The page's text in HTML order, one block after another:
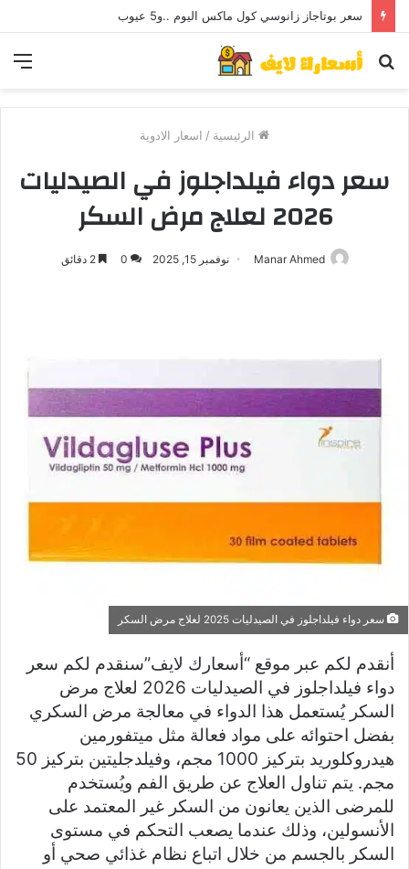
سعر بوتاجاز زانوسي كول ماكس اليوم ..و5 عيوب
بحث
الرئيسية / اسعار الادوية
سعر دواء فيلداجلوز في الصيدليات
2026 لعلاج مرض السكر
Manar Ahmed نوفمبر 15, 2025 0 2 دقائق
سعر دواء فيلداجلوز في الصيدليات 2025 لعلاج مرض السكر
أنقدم لكم عبر موقع “أسعارك لايف”سنقدم لكم سعر
دواء فيلداجلوز في الصيدليات 2026 لعلاج مرض
السكر يُستعمل هذا الدواء في معالجة مرض السكري
بفضل احتوائه على مواد فعالة مثل ميتفورمين
هيدروكلوريد بتركيز 1000 مجم، وفيلدجليتين بتركيز 50
مجم. يتم تناول العلاج عن طريق الفم ويُستخدم
للمرضى الذين يعانون من السكر غير المعتمد على
الأنسولين، وذلك عندما يصعب التحكم في مستوى
السكر بالجسم من خلال اتباع نظام غذائي صحي أو